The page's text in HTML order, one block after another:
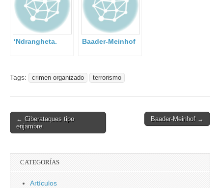
‘Ndrangheta. Baader-Meinhof
Tags: crimen organizado terrorismo
Post
navigation
← Ciberataques tipo
enjambre.
Baader-Meinhof →
CATEGORÍAS
Artículos